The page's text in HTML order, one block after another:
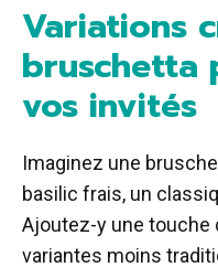
Variations
bruschetta
vos invités
Imaginez une
basilic frais, un
Ajoutez-y une touche
variantes moins